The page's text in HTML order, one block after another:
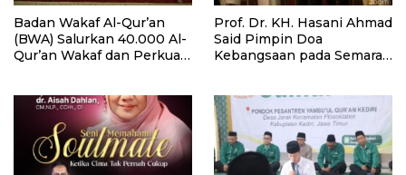
Badan Wakaf Al-Qur’an
(BWA) Salurkan 40.000 Al-
Qur’an Wakaf dan Perkuat
Prof. Dr. KH. Hasani Ahmad
Said Pimpin Doa
Kebangsaan pada Semarak
dan Pemasyarakatan RI